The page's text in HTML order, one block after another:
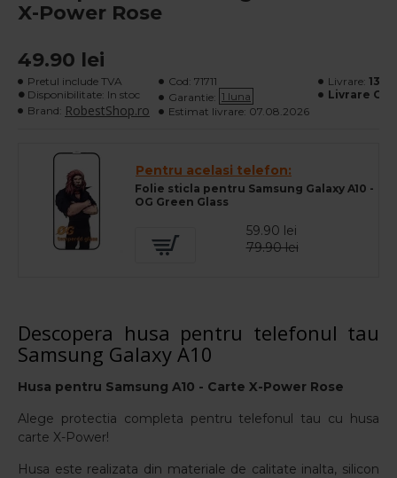
X-Power Rose
49.90 lei
Pretul include TVA
Disponibilitate: In stoc
Brand: RobestShop.ro
Cod: 71711
Garantie: 1 luna
Estimat livrare: 07.08.2026
Livrare: 13 lei
Livrare
Pentru acelasi telefon:
Folie sticla pentru Samsung Galaxy A10 -
OG Green Glass
59.90 lei
79.90 lei
Descopera husa pentru telefonul tau
Samsung Galaxy A10
Husa pentru Samsung A10 - Carte X-Power Rose
Alege protectia completa pentru telefonul tau cu husa
carte X-Power!
Husa este realizata din materiale de calitate inalta, silicon